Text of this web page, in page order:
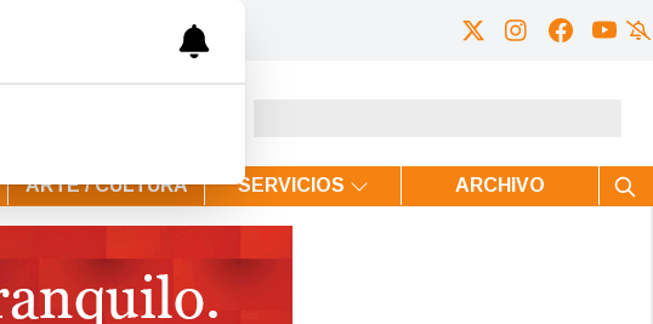
ARTE / CULTURA SERVICIOS ARCHIVO